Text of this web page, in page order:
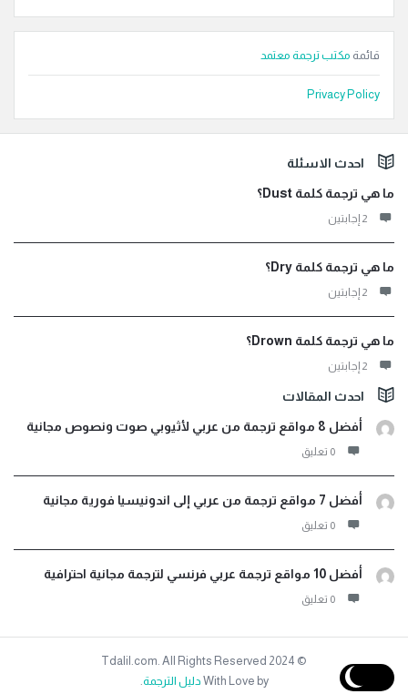
قائمة مكتب ترجمة معتمد
Privacy Policy
الفوتراحدث الاسئلة
ما هي ترجمة كلمة Dust؟
‫2 إجابتين
ما هي ترجمة كلمة Dry؟
‫2 إجابتين
ما هي ترجمة كلمة Drown؟
‫2 إجابتين
احدث المقالات
أفضل 8 مواقع ترجمة من عربي لأثيوبي صوت ونصوص مجانية
‫0 تعليق
أفضل 7 مواقع ترجمة من عربي إلى اندونيسيا فورية مجانية
‫0 تعليق
أفضل 10 مواقع ترجمة عربي فرنسي لترجمة مجانية احترافية
‫0 تعليق
© 2024 Tdalil.com. All Rights Reserved
With Love by دليل الترجمة.